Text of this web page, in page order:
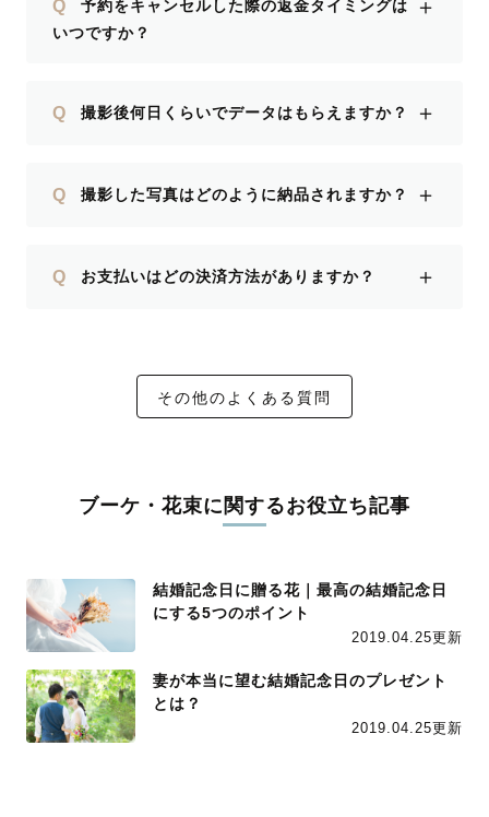
Q
予約をキャンセルした際の返金タイミングは
いつですか？
＋
Q 撮影後何日くらいでデータはもらえますか？ ＋
Q 撮影した写真はどのように納品されますか？ ＋
Q お支払いはどの決済方法がありますか？ ＋
その他のよくある質問
ブーケ・花束に関するお役立ち記事
結婚記念日に贈る花｜最高の結婚記念日
にする5つのポイント
2019.04.25更新
妻が本当に望む結婚記念日のプレゼント
とは？
2019.04.25更新